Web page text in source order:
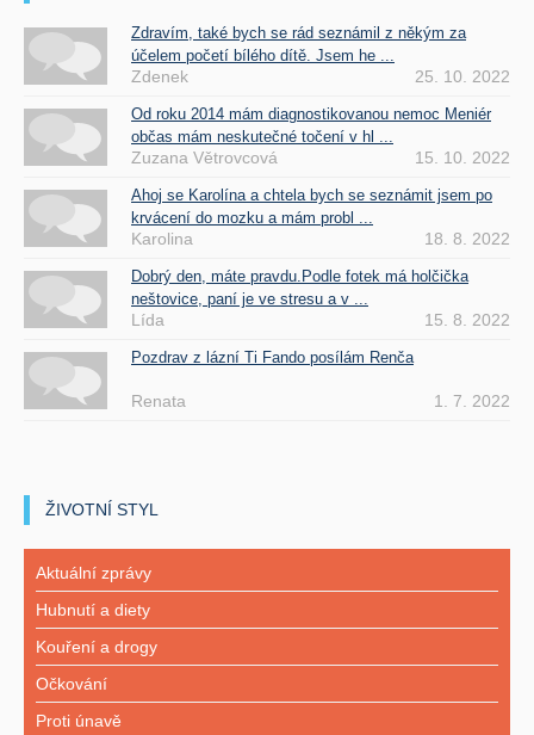
Zdravím, také bych se rád seznámil z někým za
účelem početí bílého dítě. Jsem he ...
Zdenek 25. 10. 2022
Od roku 2014 mám diagnostikovanou nemoc Meniér
občas mám neskutečné točení v hl ...
Zuzana Větrovcová 15. 10. 2022
Ahoj se Karolína a chtela bych se seznámit jsem po
krvácení do mozku a mám probl ...
Karolina 18. 8. 2022
Dobrý den, máte pravdu.Podle fotek má holčička
neštovice, paní je ve stresu a v ...
Lída 15. 8. 2022
Pozdrav z lázní Ti Fando posílám Renča
Renata 1. 7. 2022
ŽIVOTNÍ STYL
Aktuální zprávy
Hubnutí a diety
Kouření a drogy
Očkování
Proti únavě